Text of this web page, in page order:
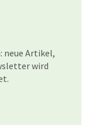
neue Artikel,
wird